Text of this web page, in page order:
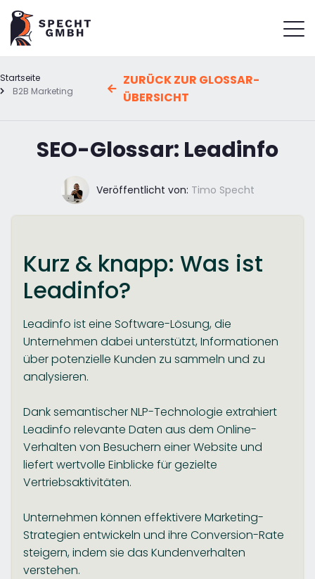
Startseite
B2B Marketing
ZURÜCK ZUR GLOSSAR-
ÜBERSICHT
SEO-Glossar: Leadinfo
Veröffentlicht von: Timo Specht
Kurz & knapp: Was ist
Leadinfo?
Leadinfo ist eine Software-Lösung, die
Unternehmen dabei unterstützt, Informationen
über potenzielle Kunden zu sammeln und zu
analysieren.
Dank semantischer NLP-Technologie extrahiert
Leadinfo relevante Daten aus dem Online-
Verhalten von Besuchern einer Website und
liefert wertvolle Einblicke für gezielte
Vertriebsaktivitäten.
Unternehmen können effektivere Marketing-
Strategien entwickeln und ihre Conversion-Rate
steigern, indem sie das Kundenverhalten
verstehen.